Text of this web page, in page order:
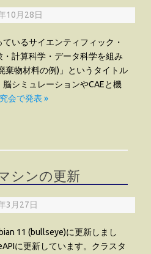
10月28日
いるサイエンティフィック・
計算科学・データ科学を組み
棄物材料の例)」というタイトル
シミュレーションやCAEと機
会で発表 »
シンの更新
3月27日
11 (bullseye)に更新しまし
に更新しています。クラスタ